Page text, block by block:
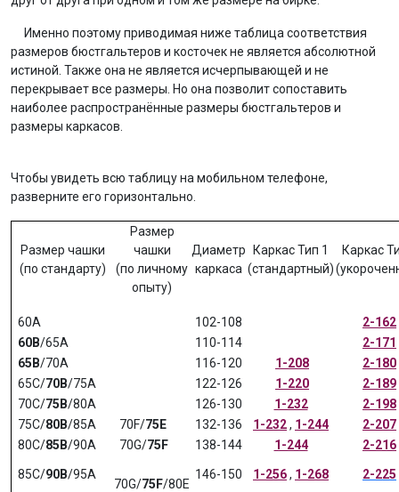
Именно поэтому приводимая ниже таблица соответствия
размеров бюстгальтеров и косточек не является абсолютной
истиной. Также она не является исчерпывающей и не
перекрывает все размеры. Но она позволит сопоставить
наиболее распространённые размеры бюстгальтеров и
размеры каркасов.
Чтобы увидеть всю таблицу на мобильном телефоне,
разверните его горизонтально.
Размер чашки
(по стандарту)
Размер
чашки
(по личному
опыту)
Диаметр
каркаса
Каркас Тип 1
(стандартный)
Каркас
60A 102-108
2-162
60B/65A 110-114
2-171
65B/70A 116-120 1-208
2-180
65C/70B/75A 122-126 1-220
2-189
70С/75B/80A 126-130 1-232
2-198
75C/80B/85A 70F/75E 132-136 1-232, 1-244
2-207
80C/85B/90A 70G/75F 138-144 1-244 2-216
85C/90B/95A
70G/75F/80E
146-150 1-256, 1-268 2-225